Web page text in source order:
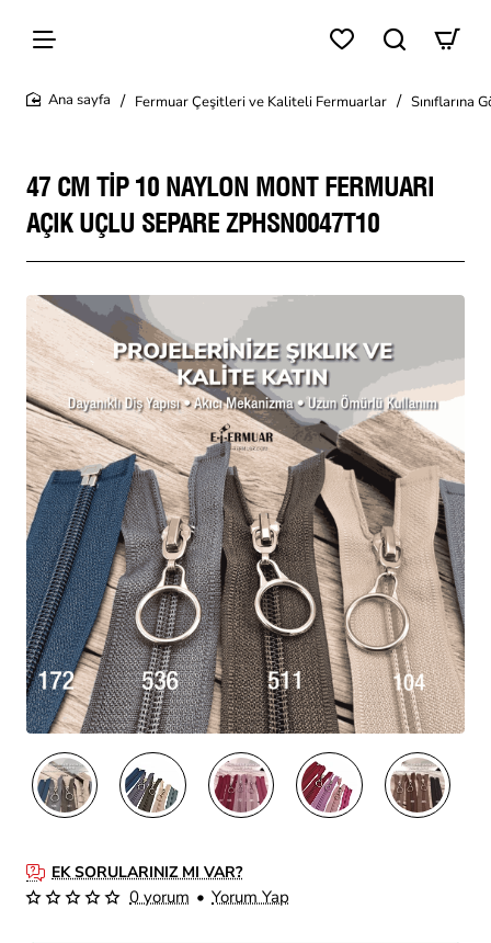
Fermuar Çeşitleri ve Kaliteli Fermuarlar Sınıflarına
47 CM TIP 10 NAYLON MONT FERMUARI
AÇIK UÇLU SEPARE ZPHSN0047T10
EK SORULARINIZ MI VAR?
0 yorum • Yorum Yap